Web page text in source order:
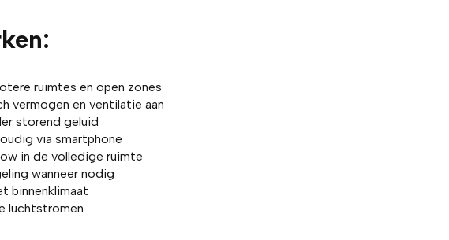
ruimtes en open zones
vermogen en ventilatie aan
storend geluid
via smartphone
in de volledige ruimte
wanneer nodig
binnenklimaat
luchtstromen